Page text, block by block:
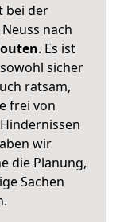
bei der
nach
. Es ist
sicher
ratsam,
frei von
wir
die Planung,
Sachen